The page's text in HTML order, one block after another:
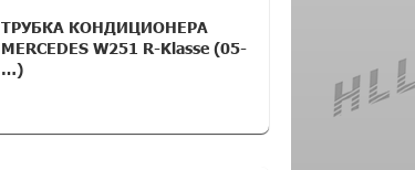
ТРУБКА КОНДИЦИОНЕРА
MERCEDES W251 R-Klasse (05-
…)